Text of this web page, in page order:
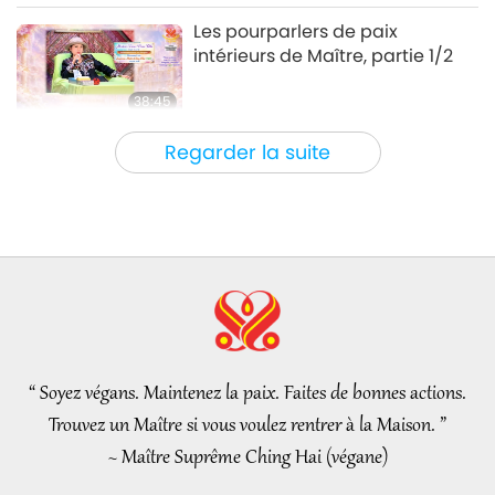
Regarder la suite
38:45
Les pourparlers de paix
intérieurs de Maître, partie 1/2
Entre Maître et disciples 2026-08-06
25:38
“Fast Charge” Is Wonderful Way
Whenever Material World
Begins to Feel Too Imposing
“ Soyez végans. Maintenez la paix. Faites de bonnes actions.
Trouvez un Maître si vous voulez rentrer à la Maison. ”
~ Maître Suprême Ching Hai (végane)